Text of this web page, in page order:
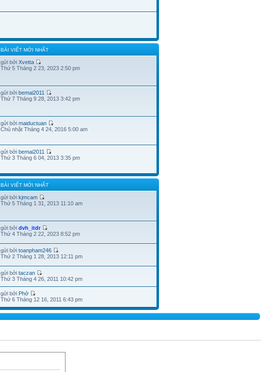
BÀI VIẾT MỚI NHẤT
gửi bởiXvetta
Thứ 5 Tháng 2 23, 2023 2:50 pm
gửi bởibemai2011
Thứ 7 Tháng 9 28, 2013 3:42 pm
gửi bởimaiductuan
Chủ nhật Tháng 4 24, 2016 5:00 am
gửi bởibemai2011
Thứ 3 Tháng 6 04, 2013 3:35 pm
BÀI VIẾT MỚI NHẤT
gửi bởikjmcam
Thứ 5 Tháng 1 31, 2013 11:10 am
gửi bởidvh_itdr
Thứ 4 Tháng 2 22, 2023 8:52 pm
gửi bởitoanpham246
Thứ 2 Tháng 1 28, 2013 12:11 pm
gửi bởitaczan
Thứ 3 Tháng 4 26, 2011 10:42 pm
gửi bởi Phở
Thứ 6 Tháng 12 16, 2011 6:43 pm